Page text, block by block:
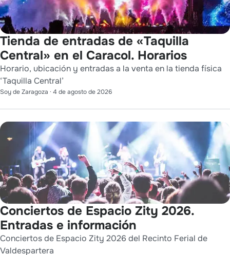
Tienda de entradas de «Taquilla
Central» en el Caracol. Horarios
Horario, ubicación y entradas a la venta en la tienda física
‘Taquilla Central’
Soy de Zaragoza · 4 de agosto de 2026
Conciertos de Espacio Zity 2026.
Entradas e información
Conciertos de Espacio Zity 2026 del Recinto Ferial de
Valdespartera